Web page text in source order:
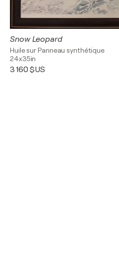
Snow Leopard
Huile sur Panneau synthétique
24x35in
3 160 $US